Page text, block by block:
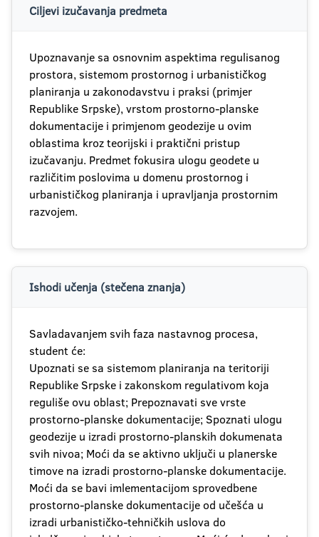
Ciljevi izučavanja predmeta
Upoznavanje sa osnovnim aspektima regulisanog
prostora, sistemom prostornog i urbanističkog
planiranja u zakonodavstvu i praksi (primjer
Republike Srpske), vrstom prostorno-planske
dokumentacije i primjenom geodezije u ovim
oblastima kroz teorijski i praktični pristup
izučavanju. Predmet fokusira ulogu geodete u
različitim poslovima u domenu prostornog i
urbanističkog planiranja i upravljanja prostornim
razvojem.
Ishodi učenja (stečena znanja)
Savladavanjem svih faza nastavnog procesa,
student će:
Upoznati se sa sistemom planiranja na teritoriji
Republike Srpske i zakonskom regulativom koja
reguliše ovu oblast; Prepoznavati sve vrste
prostorno-planske dokumentacije; Spoznati ulogu
geodezije u izradi prostorno-planskih dokumenata
svih nivoa; Moći da se aktivno uključi u planerske
timove na izradi prostorno-planske dokumentacije.
Moći da se bavi imlementacijom sprovedbene
prostorno-planske dokumentacije od učešća u
izradi urbanističko-tehničkih uslova do